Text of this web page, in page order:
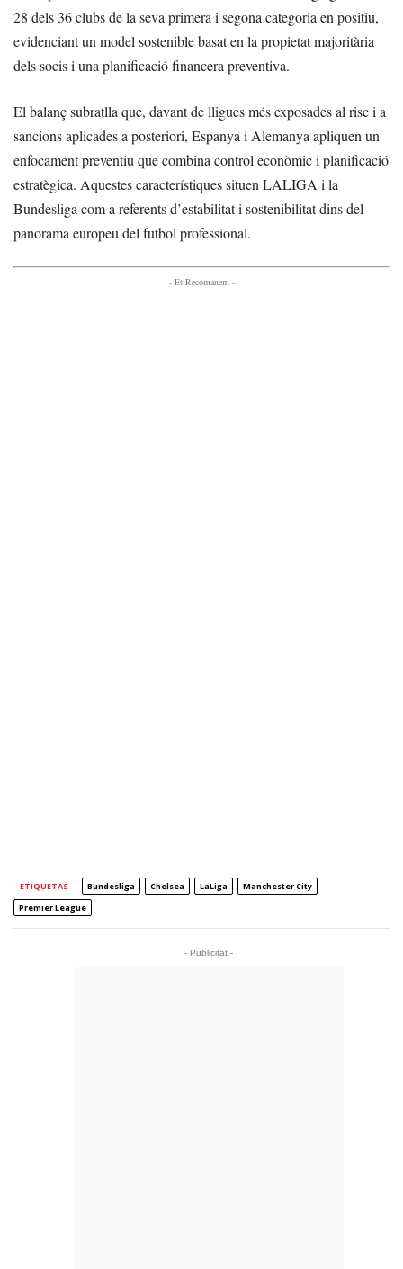
28 dels 36 clubs de la seva primera i segona categoria en positiu,
evidenciant un model sostenible basat en la propietat majoritària
dels socis i una planificació financera preventiva.
El balanç subratlla que, davant de lligues més exposades al risc i a
sancions aplicades a posteriori, Espanya i Alemanya apliquen un
enfocament preventiu que combina control econòmic i planificació
estratègica. Aquestes característiques situen LALIGA i la
Bundesliga com a referents d’estabilitat i sostenibilitat dins del
panorama europeu del futbol professional.
- Et Recomanem -
ETIQUETAS Bundesliga Chelsea LaLiga
Manchester City
Premier League
- Publicitat -